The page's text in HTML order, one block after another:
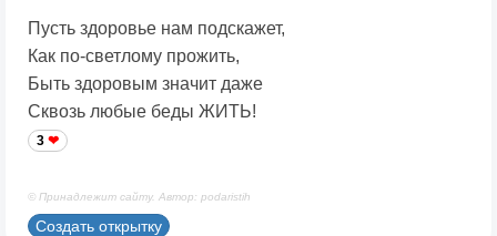
Пусть здоровье нам подскажет,
Как по-светлому прожить,
Быть здоровым значит даже
Сквозь любые беды ЖИТЬ!
3
© Принадлежит сайту. Автор: podaristih
Создать открытку